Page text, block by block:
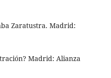
Zaratustra. Madrid:
Madrid: Alianza